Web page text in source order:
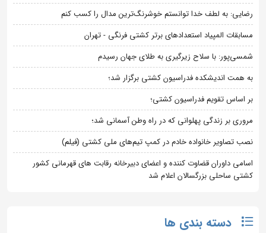
رضایی: به لطف خدا توانستم خوشرنگ‌ترین مدال را کسب کنم
مسابقات المپیاد استعدادهای برتر کشتی فرنگی - تهران
شمسی‌پور: با سلاح زیرگیری به طلای جهان رسیدم
به همت اندیشکده فدراسیون کشتی برگزار شد؛
بر اساس تقویم فدراسیون کشتی؛
مروری بر زندگی پهلوانی که در راه وطن آسمانی شد؛
نصب تصاویر خانواده خادم در کمپ تیم‌های ملی کشتی (فیلم)
اسامی داوران قضاوت کننده و اعضای دبیرخانه رقابت های قهرمانی کشور
کشتی ساحلی بزرگسالان اعلام شد
دسته بندی ها